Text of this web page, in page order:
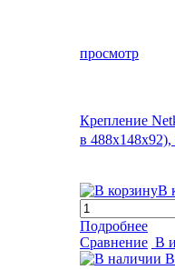
просмотр
Крепление
в
В
Подробнее
Сравнение В